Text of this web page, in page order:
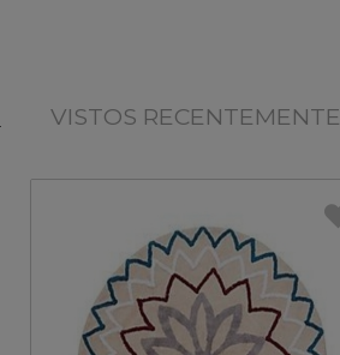
VISTOS RECENTEMENTE